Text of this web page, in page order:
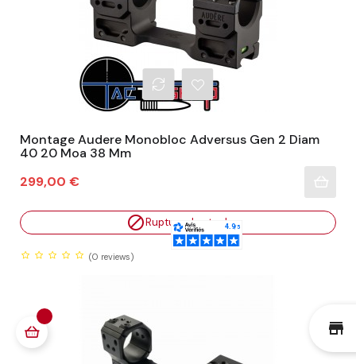
Montage Audere Monobloc Adversus Gen 2 Diam
40 20 Moa 38 Mm
Prix
299,00 €
Rupture de stock
(0 reviews)